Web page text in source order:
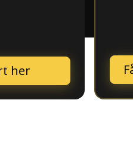
her